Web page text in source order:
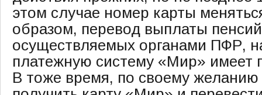
этом случае номер карты
образом, перевод выплаты
осуществляемых органами ПФР,
платежную систему «Мир» имеет
В тоже время, по своему